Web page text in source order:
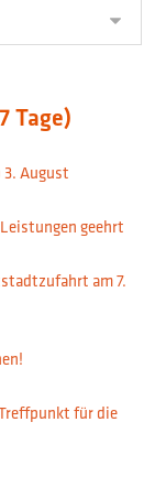
Tage)
August
geehrt
am 7.
für die